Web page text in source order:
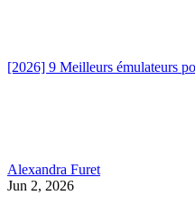
[2026] 9 Meilleurs émulateurs
Alexandra Furet
Jun 2, 2026